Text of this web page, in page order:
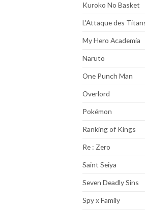
Kuroko No Basket
L'Attaque des
My Hero Academia
Naruto
One Punch Man
Overlord
Pokémon
Ranking of Kings
Re : Zero
Saint Seiya
Seven Deadly Sins
Spy x Family